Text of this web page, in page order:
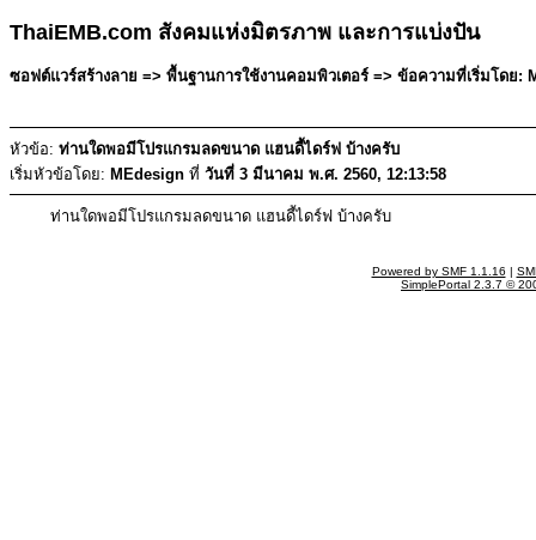
ThaiEMB.com สังคมแห่งมิตรภาพ และการแบ่งปัน
ซอฟต์แวร์สร้างลาย => พื้นฐานการใช้งานคอมพิวเตอร์ => ข้อความที่เริ่มโดย
หัวข้อ: ท่านใดพอมีโปรแกรมลดขนาด แฮนดี้ไดร์ฟ บ้างครับ
เริ่มหัวข้อโดย: MEdesign ที่ วันที่ 3 มีนาคม พ.ศ. 2560, 12:13:58
ท่านใดพอมีโปรแกรมลดขนาด แฮนดี้ไดร์ฟ บ้างครับ
Powered by SMF 1.1.16 |
SimplePortal 2.3.7 ©